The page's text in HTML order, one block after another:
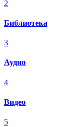
2
Библиотека
3
Аудио
4
Видео
5